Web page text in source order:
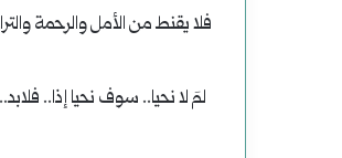
فلا يقنط من الأمل والرحمة
لمَ لا نحيا.. سوف نحيا إذا..